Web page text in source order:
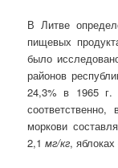
В Литве
пищевых
было
районов
24,3% в 1965
моркови
2,1мг/кг,